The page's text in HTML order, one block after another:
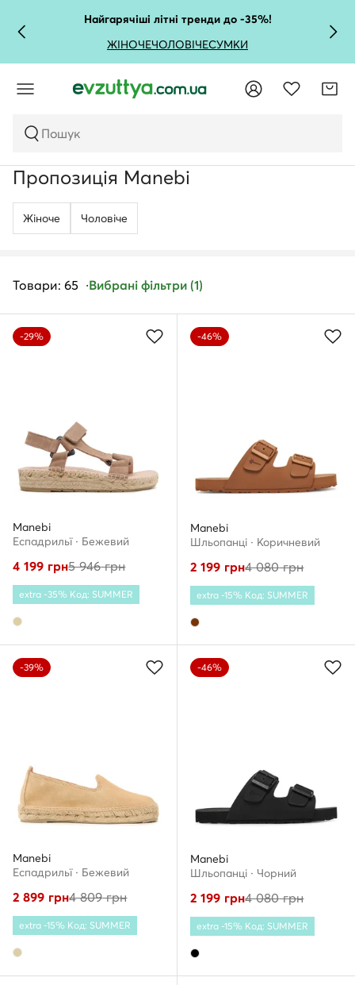
Найгарячіші літні тренди до -35%!
ЖІНОЧЕЧОЛОВІЧЕСУМКИ
Пошук
Пропозиція Manebi
Жіноче Чоловічe
Товари: 65 Вибрані фільтри (1)
-29%
Manebi
Еспадрильї · Бежевий
4 199 грн5 946грн
extra -35% Код: SUMMER
-46%
Manebi
Шльопанці · Коричневий
2 199 грн4 080грн
extra -15% Код: SUMMER
-39%
Manebi
Еспадрильї · Бежевий
2 899 грн4 809грн
extra -15% Код: SUMMER
-46%
Manebi
Шльопанці · Чорний
2 199 грн4 080грн
extra -15% Код: SUMMER